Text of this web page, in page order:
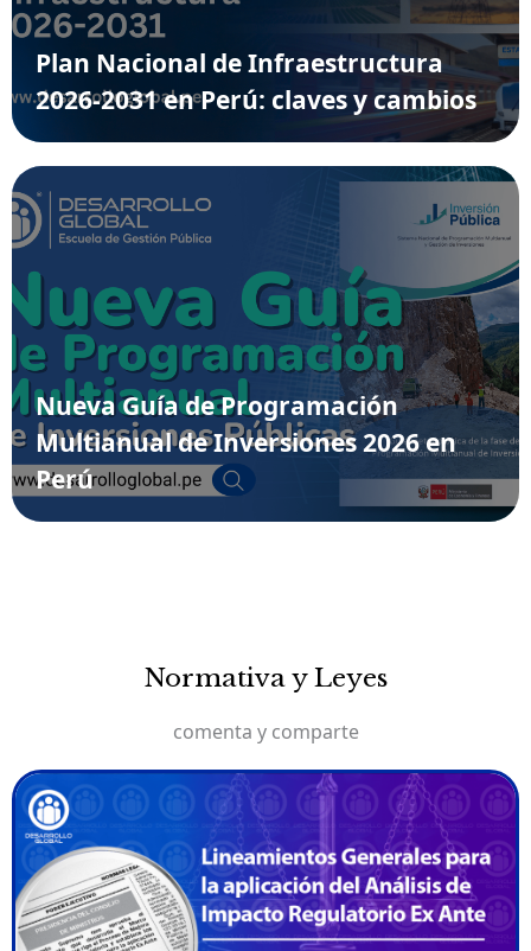
Plan Nacional de Infraestructura
2026-2031 en Perú: claves y cambios
Nueva Guía de Programación
Multianual de Inversiones 2026 en
Perú
Normativa y Leyes
comenta y comparte